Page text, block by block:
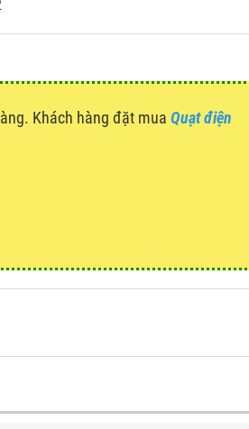
Khách hàng đặt mua Quạt điện